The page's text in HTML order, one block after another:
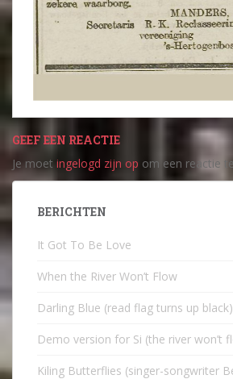
GEEF EEN REACTIE
Je moet ingelogd zijn op om een reactie te
BERICHTEN
It Got To Be Love
When the River Won’t Flow
Darling Blue (read flag turns up black)
Demo version for Si (the river won’t
Kiling Butterflies (singer-songwriter